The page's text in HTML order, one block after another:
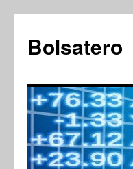
contenido
Bolsatero